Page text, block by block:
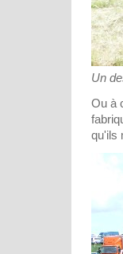
Un
Ou à
qu'ils